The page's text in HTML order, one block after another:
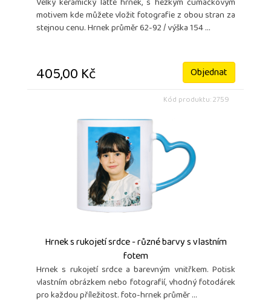
motivem kde můžete vložit fotografie z obou stran za
stejnou cenu. Hrnek průměr 62-92 / výška 154 ...
405,00 Kč Objednat
Kód produktu: 2759
Hrnek s rukojetí srdce - různé barvy s vlastním
fotem
Hrnek s rukojetí srdce a barevným vnitřkem. Potisk
vlastním obrázkem nebo fotografií, vhodný fotodárek
pro každou příležitost. foto-hrnek průměr ...